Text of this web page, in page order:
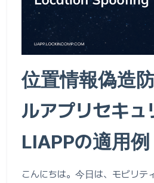
位置情報偽造
ルアプリセキュ
LIAPPの適用例
こんにちは。今日は、モビリテ